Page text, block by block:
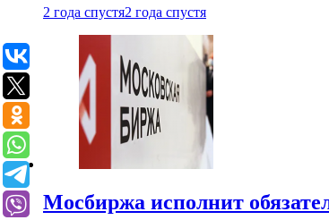
2 года спустя2 года спустя
Мосбиржа исполнит